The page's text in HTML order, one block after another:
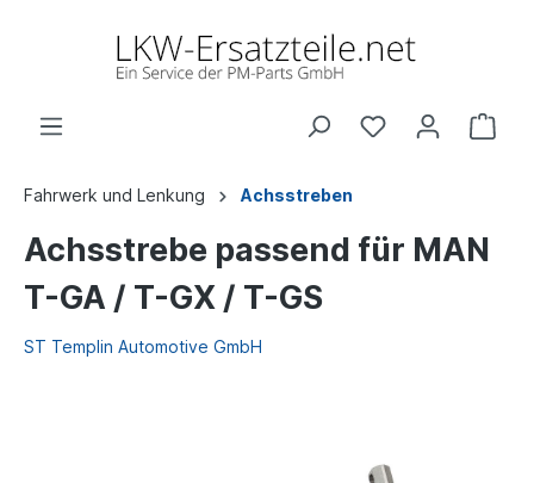
Fahrwerk und Lenkung Achsstreben
Achsstrebe passend für MAN
T-GA / T-GX / T-GS
ST Templin Automotive GmbH